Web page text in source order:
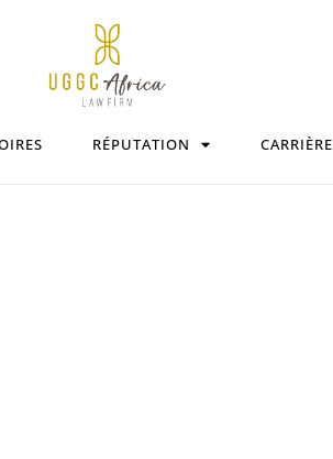
RÉPUTATION CARRIÈRE